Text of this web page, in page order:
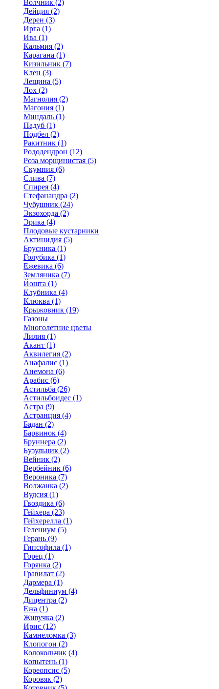
Волчник (2)
Дейция (2)
Дерен (3)
Ирга (1)
Ива (1)
Кальмия (2)
Карагана (1)
Кизильник (7)
Клен (3)
Лещина (5)
Лох (2)
Магнолия (2)
Магония (1)
Миндаль (1)
Падуб (1)
Подбел (2)
Ракитник (1)
Рододендрон (12)
Роза морщинистая (5)
Скумпия (6)
Слива (7)
Спирея (4)
Стефанандра (2)
Чубушник (24)
Экзохорда (2)
Эрика (4)
Плодовые кустарники
Актинидия (5)
Брусника (1)
Голубика (1)
Ежевика (6)
Земляника (7)
Йошта (1)
Клубника (4)
Клюква (1)
Крыжовник (19)
Газоны
Многолетние цветы
Лилия (1)
Акант (1)
Аквилегия (2)
Анафалис (1)
Анемона (6)
Арабис (6)
Астильба (26)
Астильбоидес (1)
Астра (9)
Астранция (4)
Бадан (2)
Барвинок (4)
Бруннера (2)
Бузульник (2)
Вейник (2)
Вербейник (6)
Вероника (7)
Волжанка (2)
Вудсия (1)
Гвоздика (6)
Гейхера (23)
Гейхерелла (1)
Гелениум (5)
Герань (9)
Гипсофила (1)
Горец (1)
Горянка (2)
Гравилат (2)
Дармера (1)
Дельфиниум (4)
Дицентра (2)
Ежа (1)
Живучка (2)
Ирис (12)
Камнеломка (3)
Клопогон (2)
Колокольчик (4)
Копытень (1)
Кореопсис (5)
Коровяк (2)